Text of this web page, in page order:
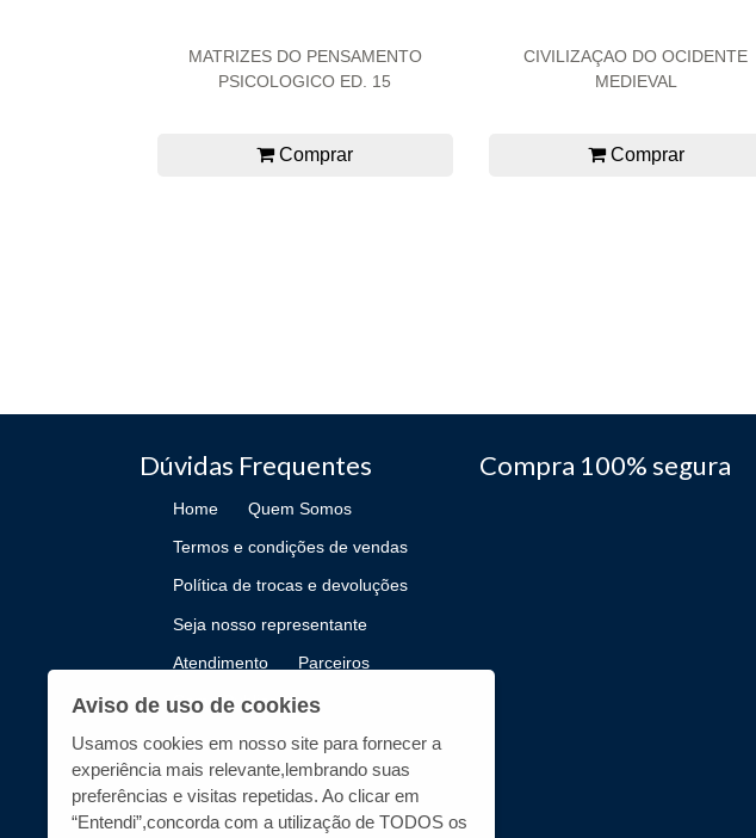
MATRIZES DO PENSAMENTO
PSICOLOGICO ED. 15
Comprar
CIVILIZAÇAO DO OCIDENTE
MEDIEVAL
Comprar
Dúvidas Frequentes
Home Quem Somos
Termos e condições de vendas
Política de trocas e devoluções
Seja nosso representante
Atendimento Parceiros
Como Publicar
Compra 100% segura
Aviso de uso de cookies
Usamos cookies em nosso site para fornecer a
experiência mais relevante,lembrando suas
preferências e visitas repetidas. Ao clicar em
“Entendi”,concorda com a utilização de TODOS os